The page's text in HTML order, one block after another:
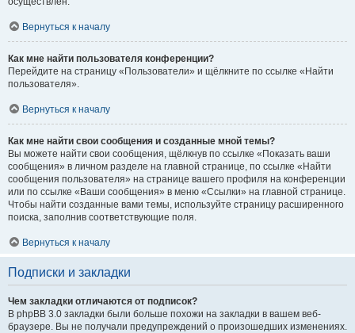
Вернуться к началу
Как мне найти пользователя конференции?
Перейдите на страницу «Пользователи» и щёлкните по ссылке «Найти
пользователя».
Вернуться к началу
Как мне найти свои сообщения и созданные мной темы?
Вы можете найти свои сообщения, щёлкнув по ссылке «Показать ваши
сообщения» в личном разделе на главной странице, по ссылке «Найти
сообщения пользователя» на странице вашего профиля на конференции
или по ссылке «Ваши сообщения» в меню «Ссылки» на главной странице.
Чтобы найти созданные вами темы, используйте страницу расширенного
поиска, заполнив соответствующие поля.
Вернуться к началу
Подписки и закладки
Чем закладки отличаются от подписок?
В phpBB 3.0 закладки были больше похожи на закладки в вашем веб-
браузере. Вы не получали предупреждений о произошедших изменениях.